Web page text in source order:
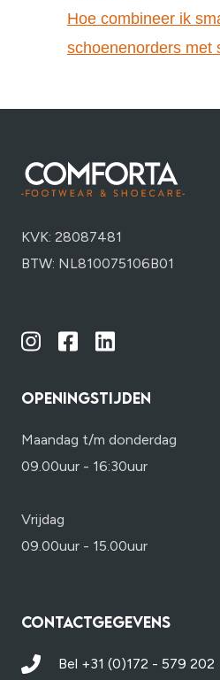
Hoe combineer ik
schoenenorders met
KVK: 28087481
BTW: NL810075106B01
OPENINGSTIJDEN
Maandag t/m donderdag
09.00uur - 16:30uur
Vrijdag
09.00uur - 15.00uur
CONTACTGEGEVENS
Bel +31 (0)172 - 579 202